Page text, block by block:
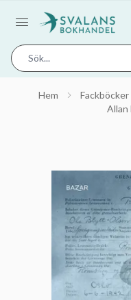
Hem Fackböcker
Allan